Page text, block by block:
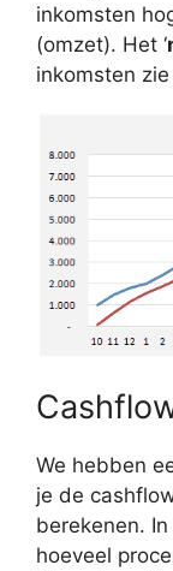
inkomsten
(omzet). Het ‘
inkomsten
We hebben
je de
berekenen.
hoeveel